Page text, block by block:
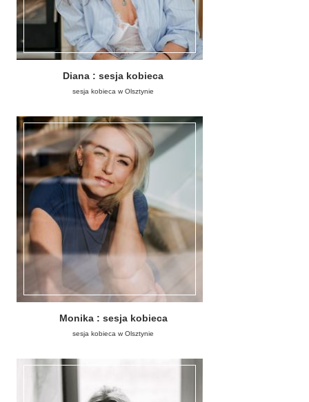
Diana : sesja kobieca
sesja kobieca w Olsztynie
Monika : sesja kobieca
sesja kobieca w Olsztynie